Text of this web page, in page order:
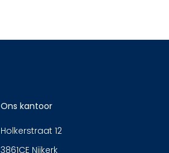
Ons kantoor
Holkerstraat 12
3861CE Nijkerk